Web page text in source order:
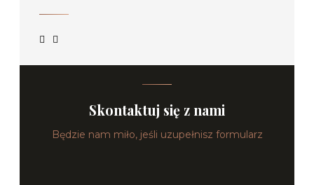
Skontaktuj się z nami
Będzie nam miło, jeśli uzupełnisz formularz